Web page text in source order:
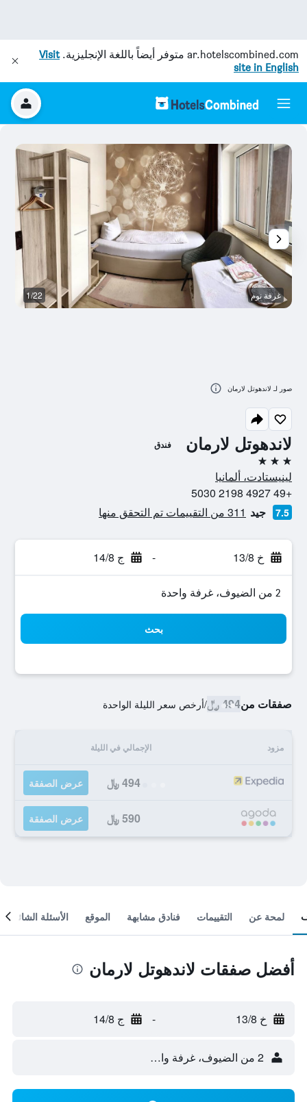
ar.hotelscombined.com متوفر أيضاً باللغة الإنجليزية.Visit
site in English
لاندهوتل لارمان فندق
3 نجوم
لينيستادت، ألمانيا
+49 4927 2198 5030
7.5 جيد 311 من التقييمات تم التحقق منها
خ 13/8 - ج 14/8
2 من الضيوف، غرفة واحدة
بحث
صفقات من494 ﷼ /أرخص سعر الليلة الواحدة
مزود الإجمالي في الليلة
494 ﷼ عرض الصفقة
590 ﷼ عرض الصفقة
غرفة نوم 1/22
صور لـ لاندهوتل لارمان
لمحة عن التقييمات فنادق مشابهة الموقع الأسئلة الشائعة
أفضل صفقات لاندهوتل لارمان
خ 13/8 - ج 14/8
2 من الضيوف، غرفة واحدة